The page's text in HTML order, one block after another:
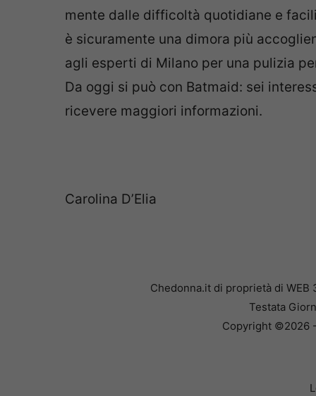
mente dalle difficoltà quotidiane e
è sicuramente una dimora più
agli esperti di Milano per una pulizia
Da oggi si può con Batmaid: sei
ricevere maggiori informazioni.
Carolina D’Elia
Chedonna.it di proprietà di WEB
Testata
Copyright ©2026